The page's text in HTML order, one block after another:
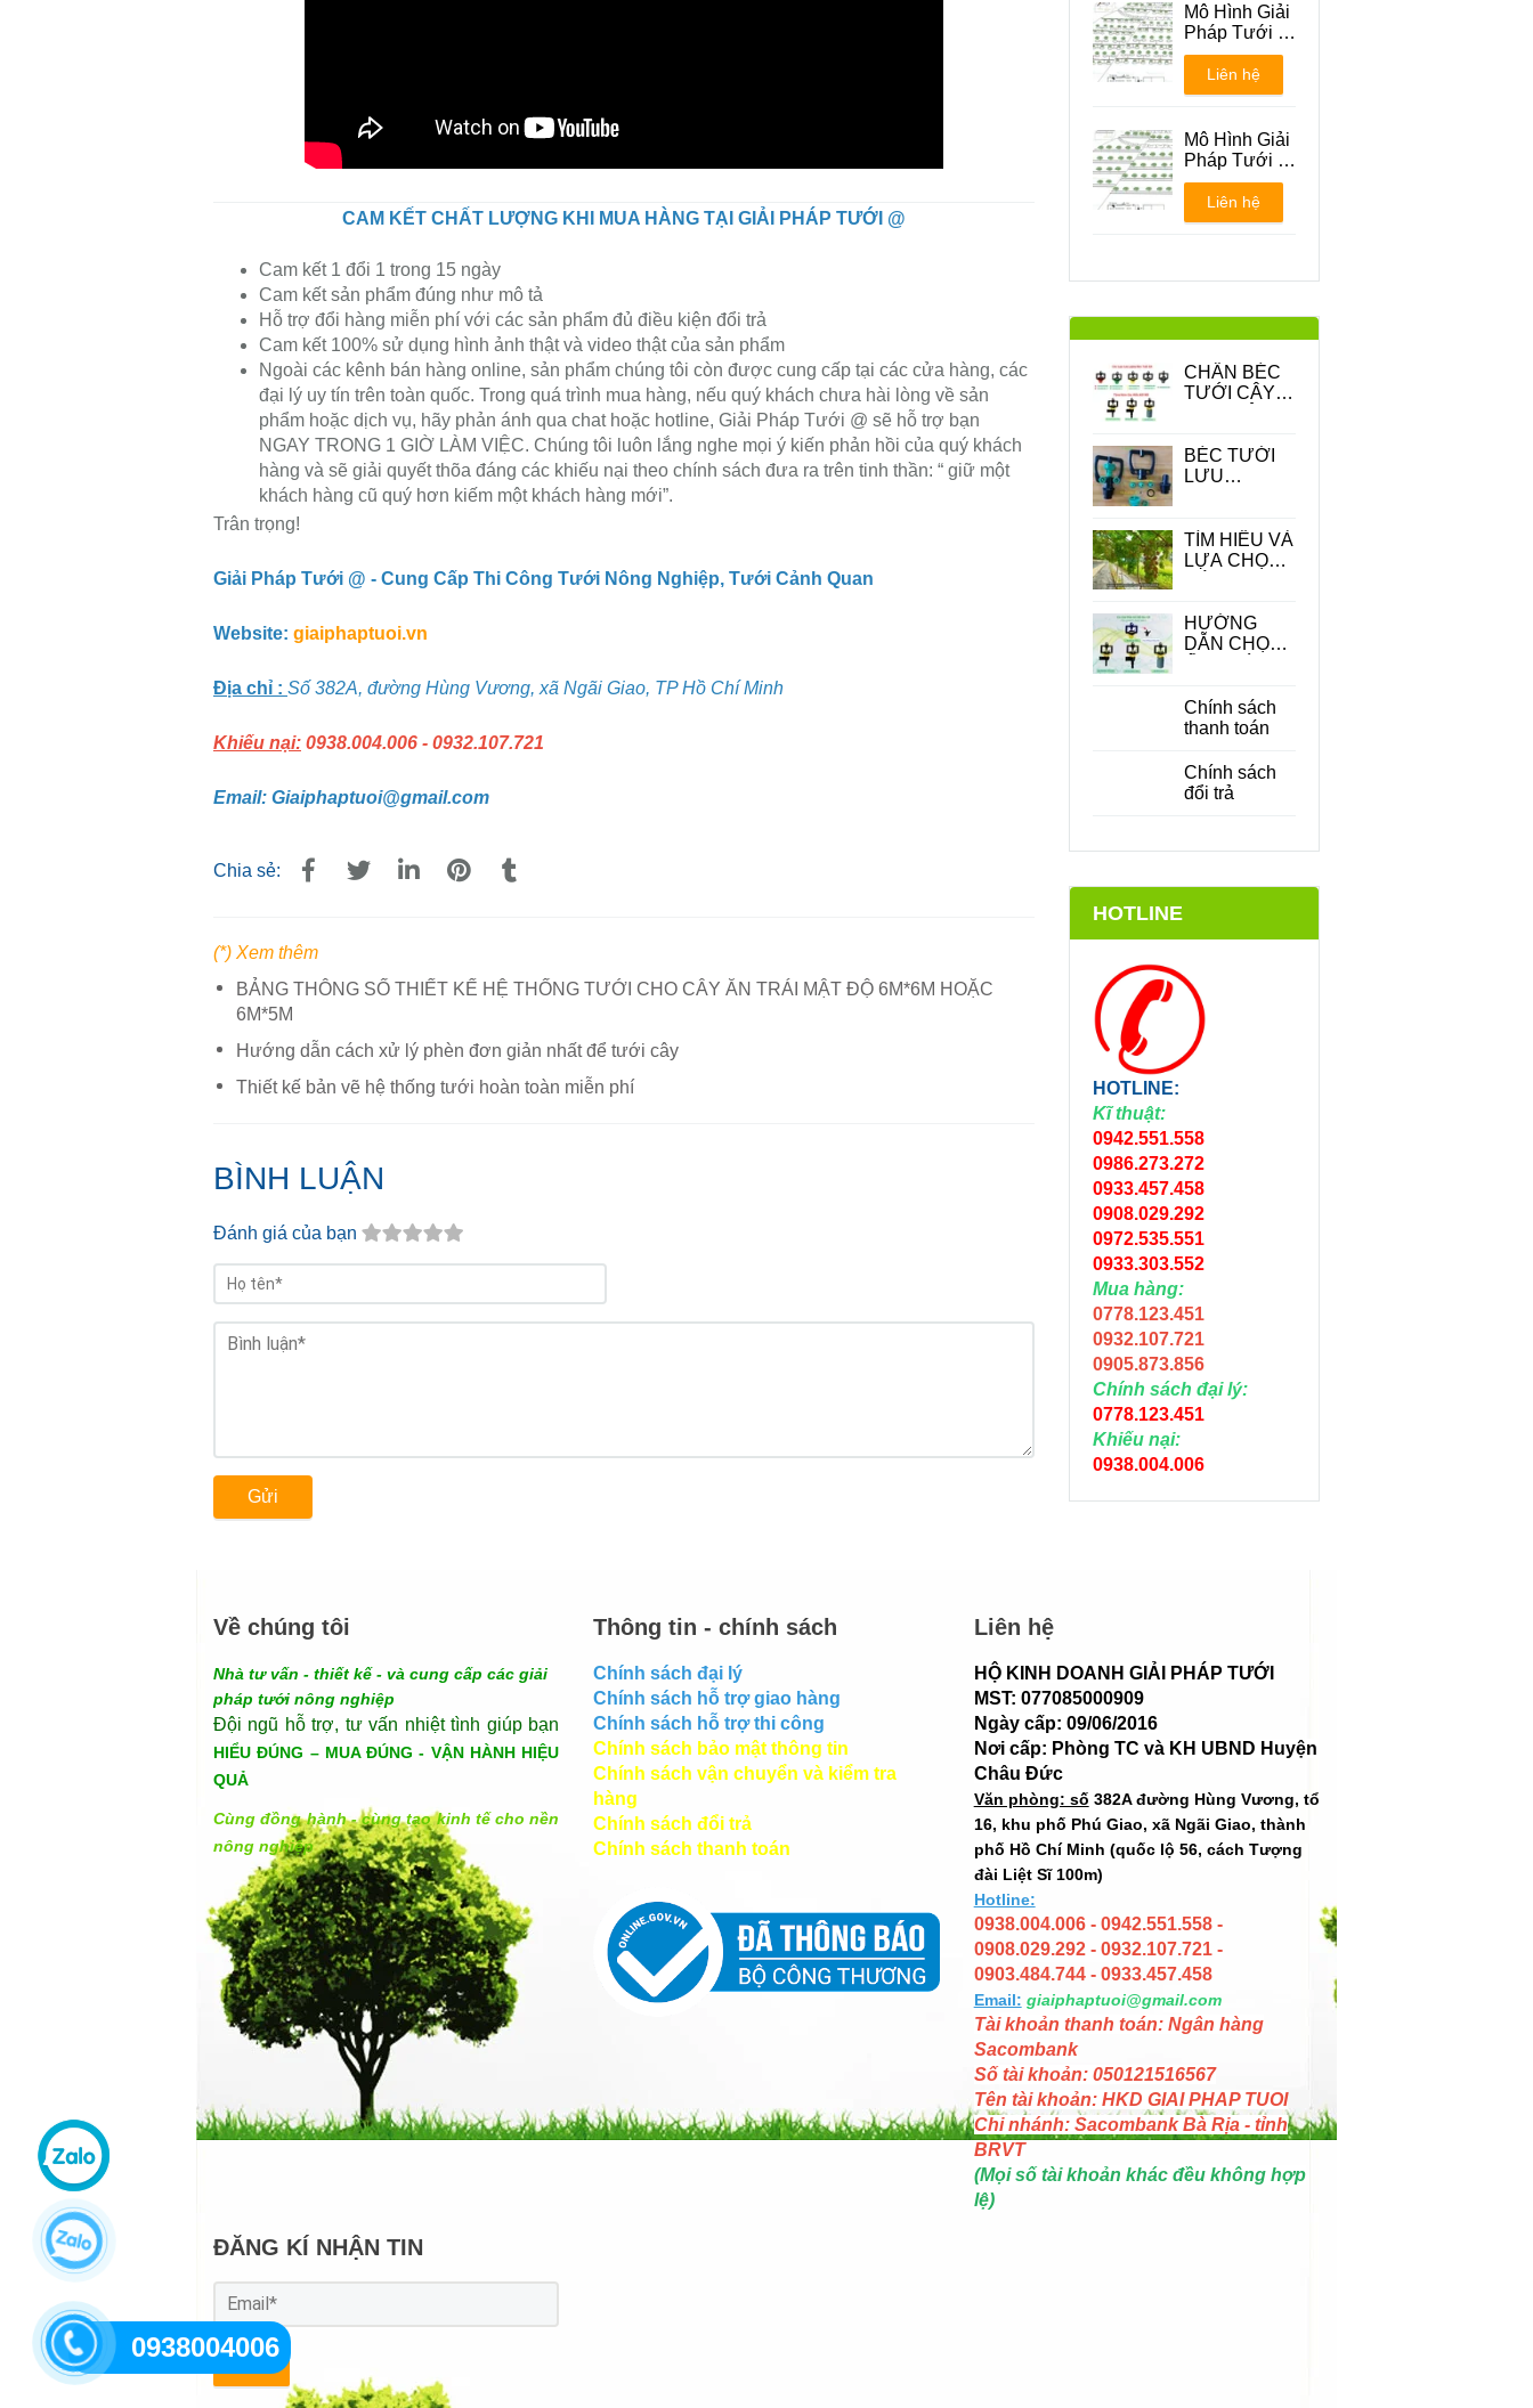
CAM KẾT CHẤT LƯỢNG KHI MUA HÀNG TẠI GIẢI PHÁP TƯỚI @
Cam kết 1 đổi 1 trong 15 ngày
Cam kết sản phẩm đúng như mô tả
Hỗ trợ đổi hàng miễn phí với các sản phẩm đủ điều kiện đổi trả
Cam kết 100% sử dụng hình ảnh thật và video thật của sản phẩm
Ngoài các kênh bán hàng online, sản phẩm chúng tôi còn được cung cấp tại các cửa hàng, các
đại lý uy tín trên toàn quốc. Trong quá trình mua hàng, nếu quý khách chưa hài lòng về sản
phẩm hoặc dịch vụ, hãy phản ánh qua chat hoặc hotline, Giải Pháp Tưới @ sẽ hỗ trợ bạn
NGAY TRONG 1 GIỜ LÀM VIỆC. Chúng tôi luôn lắng nghe mọi ý kiến phản hồi của quý khách
hàng và sẽ giải quyết thõa đáng các khiếu nại theo chính sách đưa ra trên tinh thần: “ giữ một
khách hàng cũ quý hơn kiếm một khách hàng mới”.
Trân trọng!
Giải Pháp Tưới @ - Cung Cấp Thi Công Tưới Nông Nghiệp, Tưới Cảnh Quan
Website: giaiphaptuoi.vn
Địa chỉ : Số 382A, đường Hùng Vương, xã Ngãi Giao, TP Hồ Chí Minh
Khiếu nại: 0938.004.006 - 0932.107.721
Email: Giaiphaptuoi@gmail.com
Chia sẻ:
(*) Xem thêm
BẢNG THÔNG SỐ THIẾT KẾ HỆ THỐNG TƯỚI CHO CÂY ĂN TRÁI MẬT ĐỘ 6M*6M HOẶC
6M*5M
Hướng dẫn cách xử lý phèn đơn giản nhất để tưới cây
Thiết kế bản vẽ hệ thống tưới hoàn toàn miễn phí
BÌNH LUẬN
Đánh giá của bạn
Gửi
Mô Hình Giải
Pháp Tưới -
Phương án 1
Liên hệ
Mô Hình Giải
Pháp Tưới -
Phương án 2
Liên hệ
CHÂN BÉC
TƯỚI CÂY -
TRONG
TRONG HỆ
BÉC TƯỚI
LƯU
TÌM HIỂU VÀ
LỰA CHỌN
CÂY ĂN
QUẢ PHÙ
HƯỚNG
DẪN CHỌN
TƯỚI CÂY
PHÙ HỢP
KIỆM CHI
PHÍ
Chính sách
thanh toán
Chính sách
đổi trả
HOTLINE
HOTLINE:
Kĩ thuật:
0942.551.558
0986.273.272
0933.457.458
0908.029.292
0972.535.551
0933.303.552
Mua hàng:
0778.123.451
0932.107.721
0905.873.856
Chính sách đại lý:
0778.123.451
Khiếu nại:
0938.004.006
Về chúng tôi
Nhà tư vấn - thiết kế - và cung cấp các giải
pháp tưới nông nghiệp
Đội ngũ hỗ trợ, tư vấn nhiệt tình giúp bạn
HIỂU ĐÚNG – MUA ĐÚNG - VẬN HÀNH HIỆU
QUẢ
Cùng đồng hành - cùng tạo kinh tế cho nền
nông nghiệp
Thông tin - chính sách
Chính sách đại lý
Chính sách hỗ trợ giao hàng
Chính sách hỗ trợ thi công
Chính sách bảo mật thông tin
Chính sách vận chuyển và kiểm tra
hàng
Chính sách đổi trả
Chính sách thanh toán
Liên hệ
HỘ KINH DOANH GIẢI PHÁP TƯỚI
MST: 077085000909
Ngày cấp: 09/06/2016
Nơi cấp: Phòng TC và KH UBND Huyện
Châu Đức
Văn phòng: số 382A đường Hùng Vương, tổ
16, khu phố Phú Giao, xã Ngãi Giao, thành
phố Hồ Chí Minh (quốc lộ 56, cách Tượng
đài Liệt Sĩ 100m)
Hotline:
0938.004.006 - 0942.551.558 -
0908.029.292 - 0932.107.721 -
0903.484.744 - 0933.457.458
Email: giaiphaptuoi@gmail.com
Tài khoản thanh toán: Ngân hàng
Sacombank
Số tài khoản: 050121516567
Tên tài khoản: HKD GIAI PHAP TUOI
Chi nhánh: Sacombank Bà Rịa - tỉnh
BRVT
(Mọi số tài khoản khác đều không hợp
lệ)
ĐĂNG KÍ NHẬN TIN
0938004006